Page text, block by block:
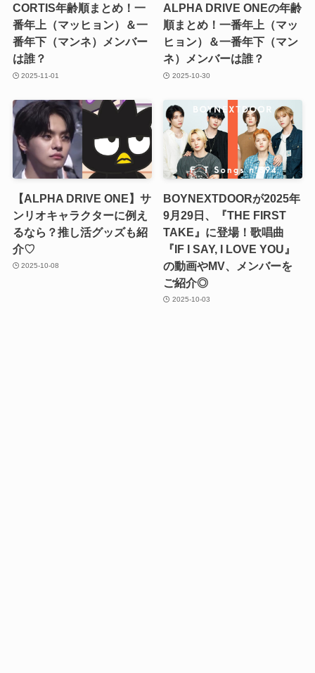
CORTIS年齢順まとめ！一
番年上（マッヒョン）＆一
番年下（マンネ）メンバー
は誰？
2025-11-01
ALPHA DRIVE ONEの年齢
順まとめ！一番年上（マッ
ヒョン）＆一番年下（マン
ネ）メンバーは誰？
2025-10-30
【ALPHA DRIVE ONE】サ
ンリオキャラクターに例え
るなら？推し活グッズも紹
介♡
2025-10-08
BOYNEXTDOORが2025年
9月29日、『THE FIRST
TAKE』に登場！歌唱曲
『IF I SAY, I LOVE YOU』
の動画やMV、メンバーを
ご紹介◎
2025-10-03